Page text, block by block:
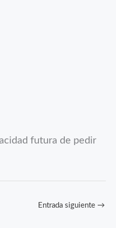
futura de pedir
Entrada siguiente →